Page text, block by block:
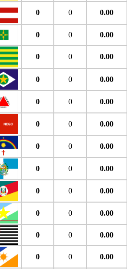
0 0 0.00
0 0 0.00
0 0 0.00
0 0 0.00
0 0 0.00
0 0 0.00
0 0 0.00
0 0 0.00
0 0 0.00
0 0 0.00
0 0 0.00
0 0 0.00